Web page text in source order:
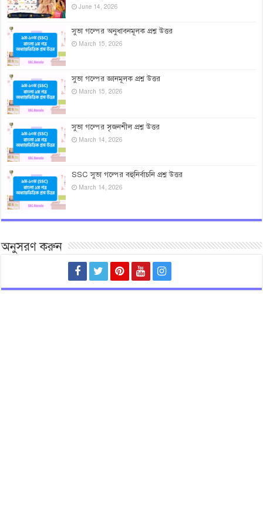
June 14, 2026
সুভা গল্পের অনুধাবনমূলক প্রশ্ন উত্তর
March 15, 2026
সুভা গল্পের জ্ঞানমূলক প্রশ্ন উত্তর
March 15, 2026
সুভা গল্পের সৃজনশীল প্রশ্ন উত্তর
March 14, 2026
SSC সুভা গল্পের বহুনির্বাচনি প্রশ্ন উত্তর
March 14, 2026
অনুসরণ করুন